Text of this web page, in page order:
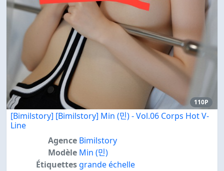
110P
[Bimilstory] [Bimilstory] Min (민) - Vol.06 Corps Hot V-
Line
Agence Bimilstory
Modèle Min (민)
Étiquettes grande échelle